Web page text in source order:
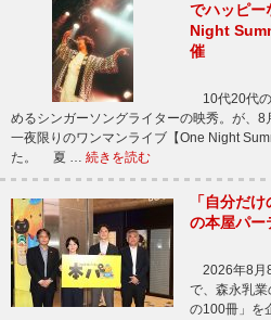
でハッピ
Night
催
10代20代の
めるシンガーソングライターの映秀。が、
一夜限りのワンマンライブ【One Night
た。 夏 … 続きを読む
「自分だ
の本屋パー
2026年8月
で、森永乳
の100冊」を